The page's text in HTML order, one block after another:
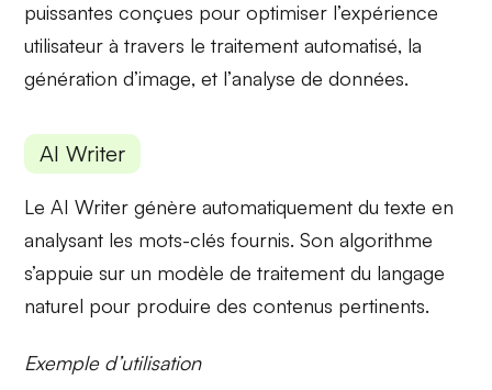
puissantes conçues pour optimiser l’expérience
utilisateur à travers letraitement automatisé, la
génération d’image, et l’analyse de données.
AI Writer
LeAI Writer génère automatiquement du texte en
analysant les mots-clés fournis. Son algorithme
s’appuie sur un modèle detraitement du langage
naturel pour produire des contenus pertinents.
Exemple d’utilisation